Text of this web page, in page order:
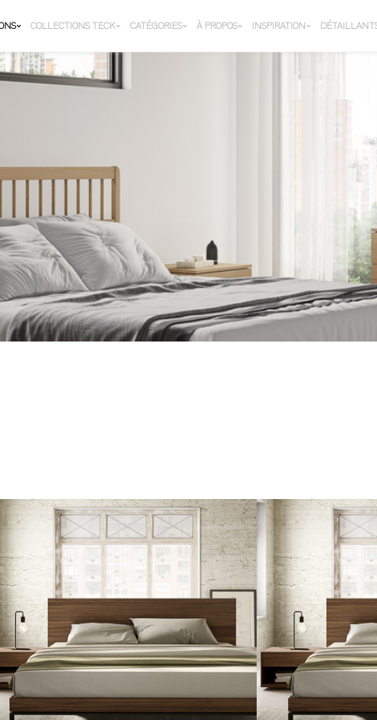
COLLECTIONS TECK CATÉGORIES À PROPOS INSPIRATION